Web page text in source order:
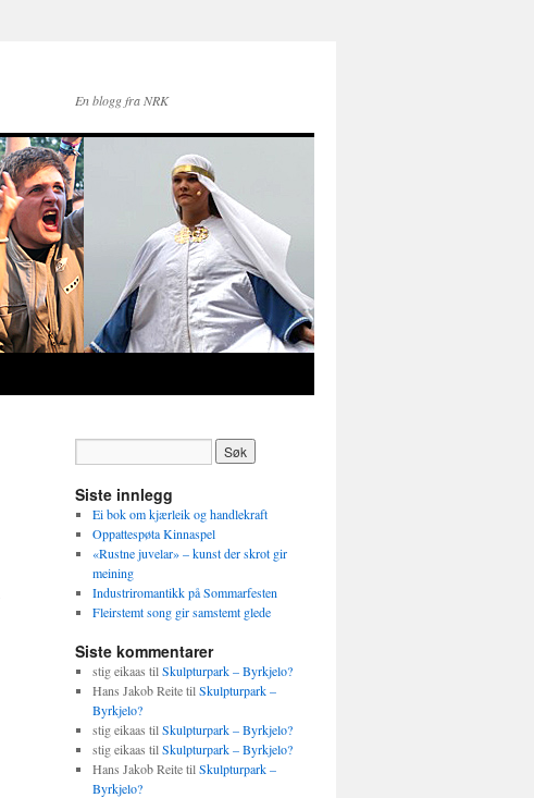
En blogg fra NRK
Siste innlegg
Ei bok om kjærleik og handlekraft
Oppattespøta Kinnaspel
«Rustne juvelar» – kunst der skrot gir
meining
Industriromantikk på Sommarfesten
Fleirstemt song gir samstemt glede
Siste kommentarer
stig eikaas tilSkulpturpark – Byrkjelo?
Hans Jakob ReitetilSkulpturpark –
Byrkjelo?
stig eikaas tilSkulpturpark – Byrkjelo?
stig eikaas tilSkulpturpark – Byrkjelo?
Hans Jakob ReitetilSkulpturpark –
Byrkjelo?